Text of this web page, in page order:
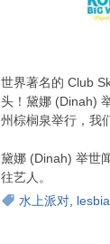
世界著名的 Club
头！黛娜 (Dinah)
州棕榈泉举行，我
黛娜 (Dinah) 举世
往艺人。
水上派对